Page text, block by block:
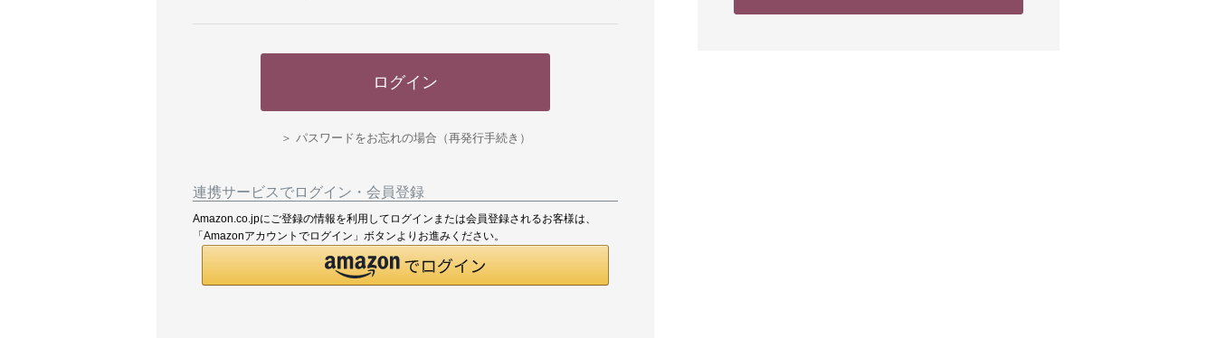
ログイン
パスワードをお忘れの場合（再発行手続き）
連携サービスでログイン・会員登録
Amazon.co.jpにご登録の情報を利用してログインまたは会員登録されるお客様は、
「Amazonアカウントでログイン」ボタンよりお進みください。